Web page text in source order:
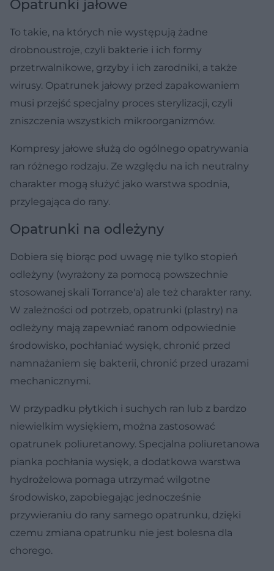
Opatrunki jałowe
To takie, na których nie występują żadne
drobnoustroje, czyli bakterie i ich formy
przetrwalnikowe, grzyby i ich zarodniki, a także
wirusy. Opatrunek jałowy przed zapakowaniem
musi przejść specjalny proces sterylizacji, czyli
zniszczenia wszystkich mikroorganizmów.
Kompresy jałowe służą do ogólnego opatrywania
ran różnego rodzaju. Ze względu na ich neutralny
charakter mogą służyć jako warstwa spodnia,
przylegająca do rany.
Opatrunki na odleżyny
Dobiera się biorąc pod uwagę nie tylko stopień
odleżyny (wyrażony za pomocą powszechnie
stosowanej skali Torrance'a) ale też charakter rany.
W zależności od potrzeb, opatrunki (plastry) na
odleżyny mają zapewniać ranom odpowiednie
środowisko, pochłaniać wysięk, chronić przed
namnażaniem się bakterii, chronić przed urazami
mechanicznymi.
W przypadku płytkich i suchych ran lub z bardzo
niewielkim wysiękiem, można zastosować
opatrunek poliuretanowy. Specjalna poliuretanowa
pianka pochłania wysięk, a dodatkowa warstwa
hydrożelowa pomaga utrzymać wilgotne
środowisko, zapobiegając jednocześnie
przywieraniu do rany samego opatrunku, dzięki
czemu zmiana opatrunku nie jest bolesna dla
chorego.